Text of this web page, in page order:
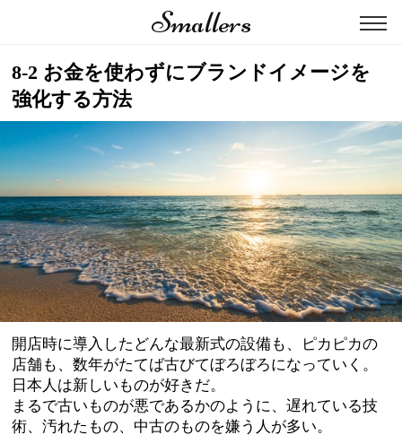
Smallers
8-2 お金を使わずにブランドイメージを
強化する方法
開店時に導入したどんな最新式の設備も、ピカピカの
店舗も、数年がたてば古びてぼろぼろになっていく。
日本人は新しいものが好きだ。
まるで古いものが悪であるかのように、遅れている技
術、汚れたもの、中古のものを嫌う人が多い。